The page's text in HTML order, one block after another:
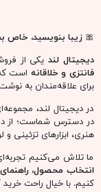
🎀زیبا بنویسید، خاص
دیجیتال لند یکی از
فانتزی و خلاقانه است
برای علاقه‌مندان به
در دیجیتال لند،
در دسترس شماست؛ از
هنری، ابزارهای تزئینی و
ما تلاش می‌کنیم
انتخاب محصول،
کنیم. با خیال راحت خرید